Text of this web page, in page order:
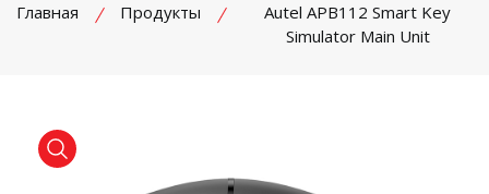
Главная Продукты
Autel APB112 Smart Key
Simulator Main Unit
product view